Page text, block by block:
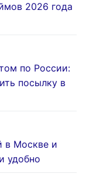
2026 года
по России:
посылку в
в Москве и
удобно